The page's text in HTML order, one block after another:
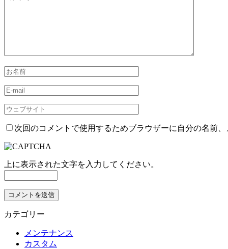
次回のコメントで使用するためブラウザーに自分の名前
上に表示された文字を入力してください。
カテゴリー
メンテナンス
カスタム